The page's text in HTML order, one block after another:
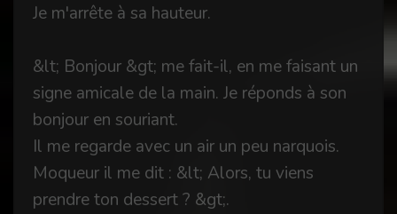
Je m'arrête à sa hauteur.
&lt; Bonjour &gt; me fait-il, en me faisant un
signe amicale de la main. Je réponds à son
bonjour en souriant.
Il me regarde avec un air un peu narquois.
Moqueur il me dit : &lt; Alors, tu viens
prendre ton dessert ? &gt;.